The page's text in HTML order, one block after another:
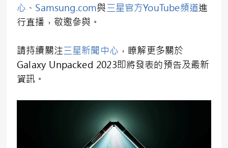
心 、 Samsung.com與三星官方YouTube頻道進
行直播，敬邀參與。
請持續關注三星新聞中心 ，瞭解更多關於
Galaxy Unpacked 2023即將發表的預告及最新
資訊。